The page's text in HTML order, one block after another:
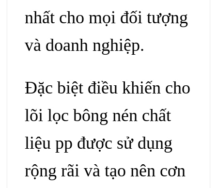
nhất cho mọi đối tượng
và doanh nghiệp.
Đặc biệt điều khiến cho
lõi lọc bông nén chất
liệu pp được sử dụng
rộng rãi và tạo nên cơn